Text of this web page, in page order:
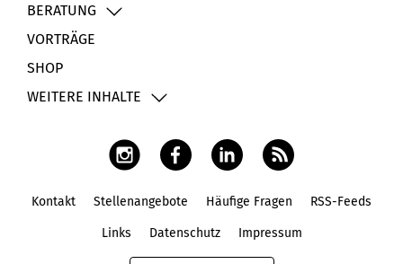
BERATUNG
VORTRÄGE
SHOP
WEITERE INHALTE
Kontakt Stellenangebote Häufige Fragen RSS-Feeds
Links Datenschutz Impressum